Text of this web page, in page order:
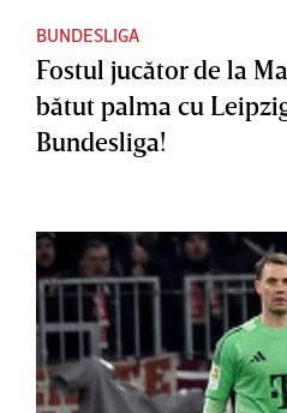
BUNDESLIGA
Fostul jucător de la
bătut palma cu
Bundesliga!